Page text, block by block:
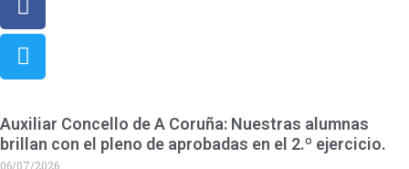
Auxiliar Concello de A Coruña: Nuestras alumnas
brillan con el pleno de aprobadas en el 2.º ejercicio.
06/07/2026